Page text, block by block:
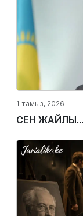
1 тамыз, 2026
СЕН ЖАЙЛЫ...